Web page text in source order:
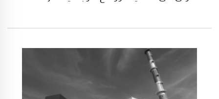
الدولي والوسيط الاميركي وكلمات افتتاحية.